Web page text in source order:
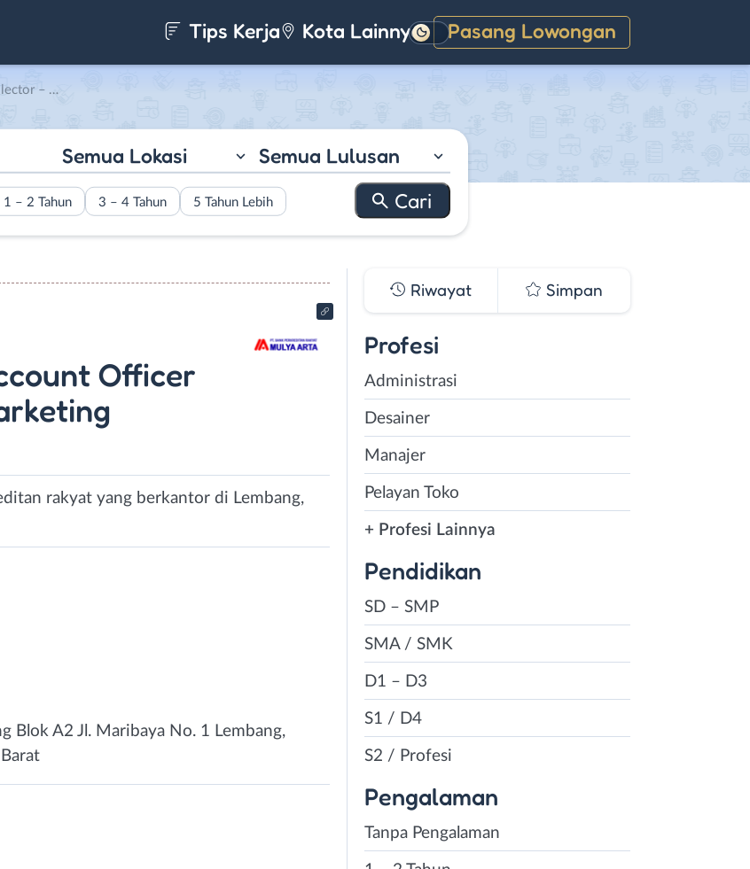
Tips Kerja Kota Lainnya Pasang Lowongan
Gelap
di PT. BPR Mulya Arta
Semua Lokasi Semua Lulusan
1 – 2 Tahun 3 – 4 Tahun 5 Tahun Lebih
Officer
rakyat yang berkantor di Lembang,
Blok A2 Jl. Maribaya No. 1 Lembang,
Riwayat Simpan
Profesi
Administrasi
Desainer
Manajer
Pelayan Toko
+ Profesi Lainnya
Pendidikan
SD – SMP
SMA / SMK
D1 – D3
S1 / D4
S2 / Profesi
Pengalaman
Tanpa Pengalaman